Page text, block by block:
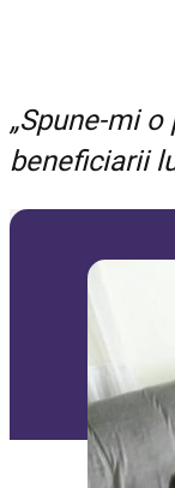
„Spune-mi
beneficiarii